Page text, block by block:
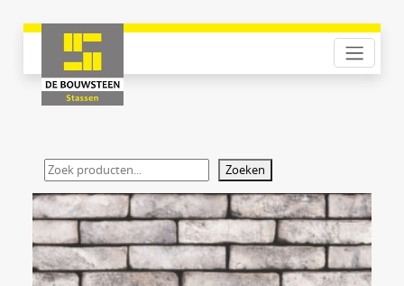
Zoeken